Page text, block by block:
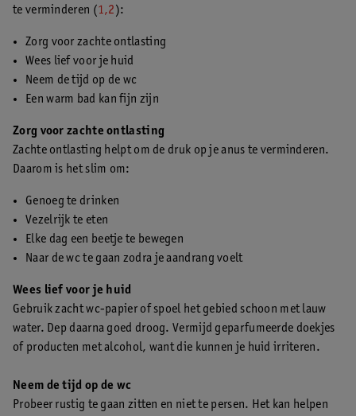
te verminderen (1,2):
Zorg voor zachte ontlasting
Wees lief voor je huid
Neem de tijd op de wc
Een warm bad kan fijn zijn
Zorg voor zachte ontlasting
Zachte ontlasting helpt om de druk op je anus te verminderen.
Daarom is het slim om:
Genoeg te drinken
Vezelrijk te eten
Elke dag een beetje te bewegen
Naar de wc te gaan zodra je aandrang voelt
Wees lief voor je huid
Gebruik zacht wc-papier of spoel het gebied schoon met lauw
water. Dep daarna goed droog. Vermijd geparfumeerde doekjes
of producten met alcohol, want die kunnen je huid irriteren.
Neem de tijd op de wc
Probeer rustig te gaan zitten en niet te persen. Het kan helpen